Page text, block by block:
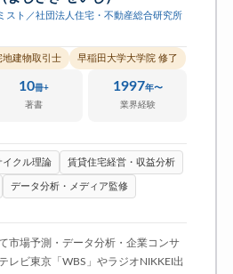
スト／社団法人住宅・不動産総合研究所
地建物取引士 早稲田大学大学院 修了
10冊+
著書
1997年〜
業界経験
イクル理論 賃貸住宅経営・収益分析
データ分析・メディア監修
市場予測・データ分析・企業コンサ
レビ東京「WBS」やラジオNIKKEI出